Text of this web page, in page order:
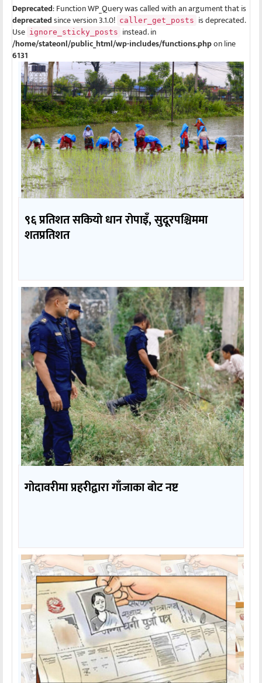
Deprecated: Function WP_Query was called with an argument that is
deprecatedsince version 3.1.0! caller_get_posts is deprecated.
Use ignore_sticky_posts instead. in
/home/stateonl/public_html/wp-includes/functions.phpon line
6131
९६ प्रतिशत सकियो धान रोपाइँ, सुदूरपश्चिममा
शतप्रतिशत
गोदावरीमा प्रहरीद्वारा गाँजाका बोट नष्ट